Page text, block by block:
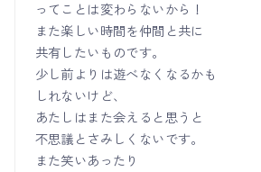
ってことは変わらないから！
また楽しい時間を仲間と共に
共有したいものです。
少し前よりは遊べなくなるかも
しれないけど、
あたしはまた会えると思うと
不思議とさみしくないです。
また笑いあったり